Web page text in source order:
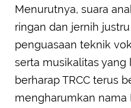
Menurutnya, suara
ringan dan jernih
penguasaan teknik
serta musikalitas yang
berharap TRCC terus
mengharumkan nama